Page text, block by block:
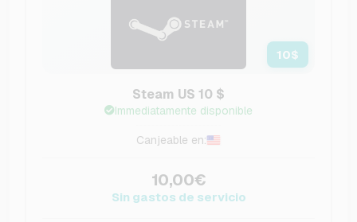
10$
Steam US 10 $
Immediatamente disponible
Canjeable en:
10,00€
Sin gastos de servicio